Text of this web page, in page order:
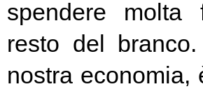
spendere molta
resto del
nostra economia,